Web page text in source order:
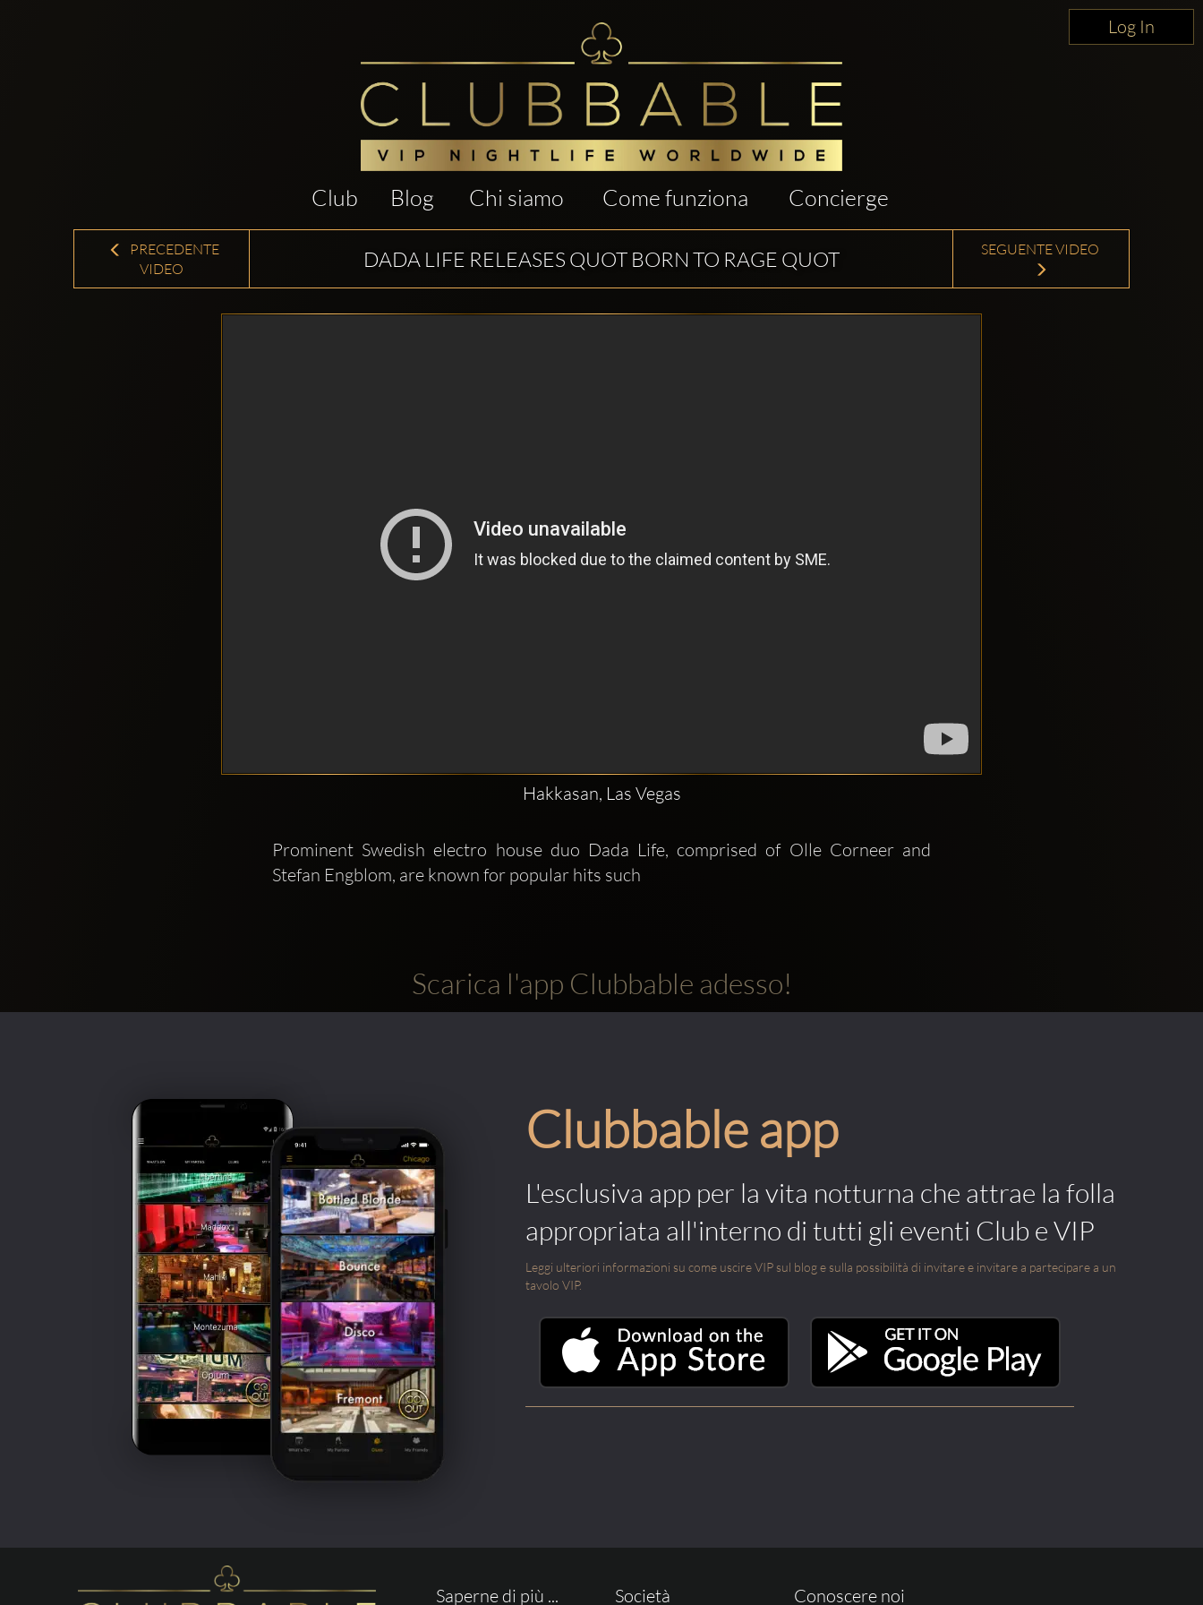
Log In
Club Blog Chi siamo Come funziona Concierge
PRECEDENTE
VIDEO
DADA LIFE RELEASES QUOT BORN TO RAGE QUOT SEGUENTE VIDEO
Hakkasan, Las Vegas
Prominent Swedish electro house duo Dada Life, comprised of Olle Corneer and
Stefan Engblom, are known for popular hits such
Scarica l'app Clubbable adesso!
Clubbable app
L'esclusiva app per la vita notturna che attrae la folla
appropriata all'interno di tutti gli eventi Club e VIP
Leggi ulteriori informazioni su come uscire VIP sul blog e sulla possibilità di invitare e invitare a partecipare a un
tavolo VIP.
Saperne di più ... Società Conoscere noi